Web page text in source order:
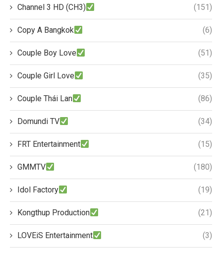
Channel 3 HD (CH3) (151)
Copy A Bangkok (6)
Couple Boy Love (51)
Couple Girl Love (35)
Couple Thái Lan (86)
Domundi TV (34)
FRT Entertainment (15)
GMMTV (180)
Idol Factory (19)
Kongthup Production (21)
LOVEiS Entertainment (3)